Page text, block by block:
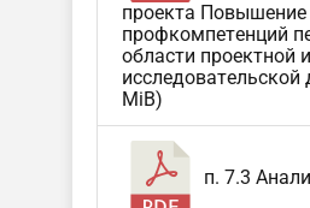
проекта Повышение
профкомпетенций
области проектной и
исследовательской
MiB)
п. 7.3